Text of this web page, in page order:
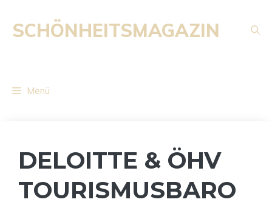
Inhalt
springen
SCHÖNHEITSMAGAZIN
Menü
DELOITTE & ÖHV
TOURISMUSBARO